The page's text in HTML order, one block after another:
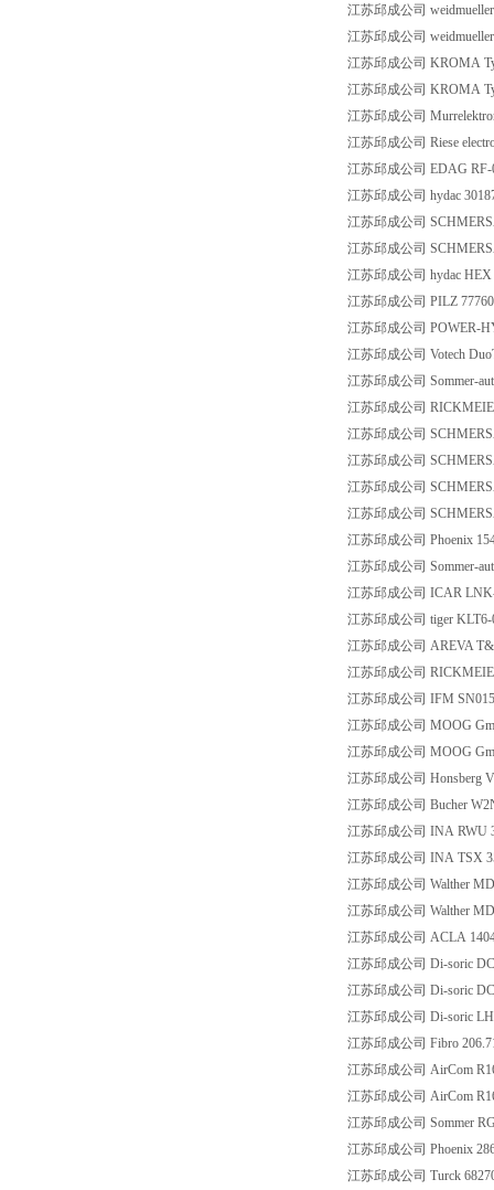
江苏邱成公司
江苏邱成公司
江苏邱成公司 KROMA
江苏邱成公司 KROMA
江苏邱成公司
江苏邱成公司 Riese
江苏邱成公司 EDAG RF-
江苏邱成公司 hydac
江苏邱成公司
江苏邱成公司
江苏邱成公司 hydac HEX
江苏邱成公司 PILZ
江苏邱成公司 POWER-
江苏邱成公司 Votech
江苏邱成公司 Sommer-
江苏邱成公司
江苏邱成公司
江苏邱成公司
江苏邱成公司
江苏邱成公司
江苏邱成公司 Phoenix
江苏邱成公司 Sommer-
江苏邱成公司 ICAR
江苏邱成公司 tiger KLT6-
江苏邱成公司 AREVA
江苏邱成公司
江苏邱成公司 IFM
江苏邱成公司 MOOG
江苏邱成公司 MOOG
江苏邱成公司 Honsberg
江苏邱成公司 Bucher
江苏邱成公司 INA RWU
江苏邱成公司 INA TSX
江苏邱成公司 Walther
江苏邱成公司 Walther
江苏邱成公司 ACLA
江苏邱成公司 Di-soric
江苏邱成公司 Di-soric
江苏邱成公司 Di-soric
江苏邱成公司 Fibro
江苏邱成公司 AirCom
江苏邱成公司 AirCom
江苏邱成公司 Sommer
江苏邱成公司 Phoenix
江苏邱成公司 Turck